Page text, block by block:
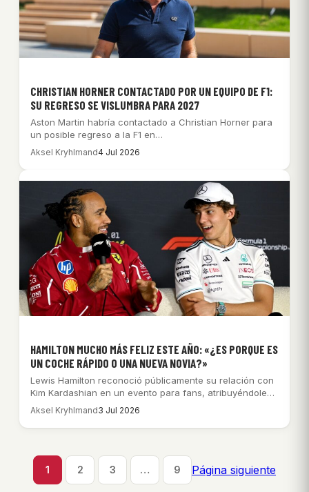
CHRISTIAN HORNER CONTACTADO POR UN EQUIPO DE F1:
SU REGRESO SE VISLUMBRA PARA 2027
Aston Martin habría contactado a Christian Horner para
un posible regreso a la F1 en…
Aksel Kryhlmand4 Jul 2026
HAMILTON MUCHO MÁS FELIZ ESTE AÑO: «¿ES PORQUE ES
UN COCHE RÁPIDO O UNA NUEVA NOVIA?»
Lewis Hamilton reconoció públicamente su relación con
Kim Kardashian en un evento para fans, atribuyéndole…
Aksel Kryhlmand3 Jul 2026
1 2 3 … 9 Página siguiente